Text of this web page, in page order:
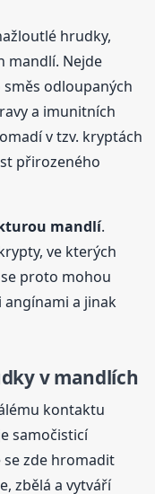
hrudky,
mandlí. Nejde
směs odloupaných
a imunitních
v tzv. kryptách
přirozeného
mandlí.
ve kterých
proto mohou
a jinak
v mandlích
kontaktu
samočisticí
zde hromadit
zbělá a vytváří